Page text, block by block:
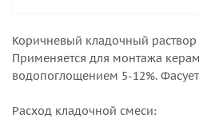
Коричневый кладочный раствор
Применяется для монтажа
водопоглощением 5-12%.
Расход кладочной смеси: